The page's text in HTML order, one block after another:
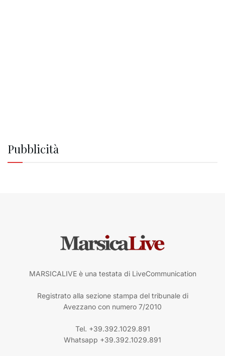
Pubblicità
MARSICALIVE è una testata di LiveCommunication
Registrato alla sezione stampa del tribunale di
Avezzano con numero 7/2010
Tel. +39.392.1029.891
Whatsapp +39.392.1029.891